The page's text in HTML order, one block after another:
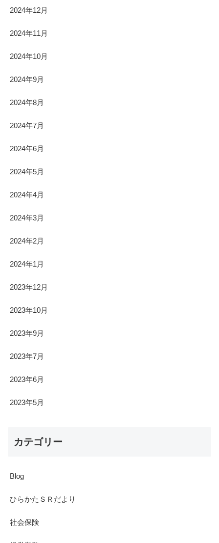
2024年12月
2024年11月
2024年10月
2024年9月
2024年8月
2024年7月
2024年6月
2024年5月
2024年4月
2024年3月
2024年2月
2024年1月
2023年12月
2023年10月
2023年9月
2023年7月
2023年6月
2023年5月
カテゴリー
Blog
ひらかたＳＲだより
社会保険